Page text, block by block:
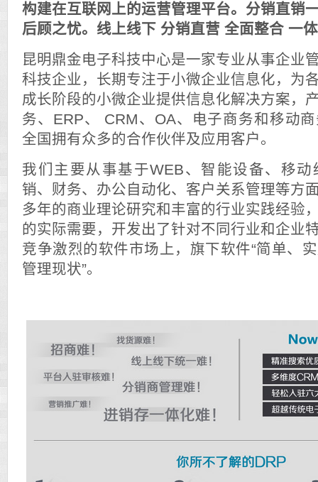
构建在互联网上的运营管理平台。分销直销
后顾之忧。线上线下 分销直营 全面整合 一
昆明鼎金电子科技中心是一家专业从事企业
科技企业，长期专注于小微企业信息化，为
成长阶段的小微企业提供信息化解决方案，
务、ERP、 CRM、OA、电子商务和移动
全国拥有众多的合作伙伴及应用客户。
我们主要从事基于WEB、智能设备、移
销、财务、办公自动化、客户关系管理等方
多年的商业理论研究和丰富的行业实践经验
的实际需要，开发出了针对不同行业和企业
竞争激烈的软件市场上，旗下软件“简单、
管理现状”。